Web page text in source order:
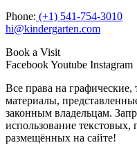
Phone: (+1) 541-754-3010
hi@kindergarten.com
Book a Visit
FacebookYoutube Instagram
Все права на
материалы,
законным владельцам.
использование текстовых,
размещённых на сайте!